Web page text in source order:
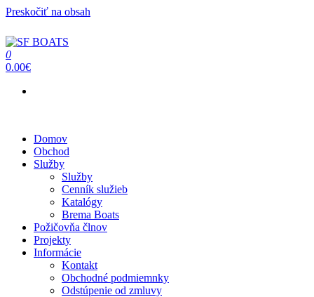
Preskočiť na obsah
SF BOATS
Predaj, oprava, servis člnov a lodí
0
0.00€
Domov
Obchod
Služby
Služby
Cenník služieb
Katalógy
Brema Boats
Požičovňa člnov
Projekty
Informácie
Kontakt
Obchodné podmiemnky
Odstúpenie od zmluvy